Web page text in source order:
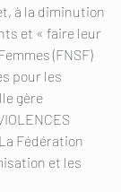
à la diminution
et « faire leur
(FNSF)
pour les
gère
Fédération
et les